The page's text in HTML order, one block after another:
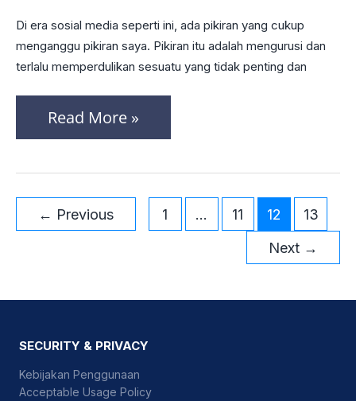
Di era sosial media seperti ini, ada pikiran yang cukup
menganggu pikiran saya. Pikiran itu adalah mengurusi dan
terlalu memperdulikan sesuatu yang tidak penting dan
Tidak
Perduli
Baik?
Read More »
← Previous 1 … 11 12
13
Next →
SECURITY & PRIVACY
Kebijakan Penggunaan
Acceptable Usage Policy